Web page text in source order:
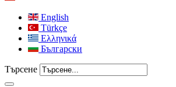
English
Türkçe
Ελληνικά
Български
Търсене